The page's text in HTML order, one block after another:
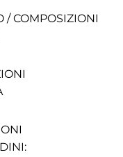
/ COMPOSIZIONI